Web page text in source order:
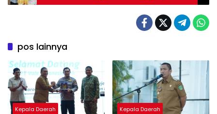
pos lainnya
Kepala Daerah Kepala Daerah